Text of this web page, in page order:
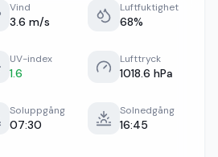
Vind
3.6 m/s
Luftfuktighet
68%
UV-index
1.6
Lufttryck
1018.6 hPa
Soluppgång
07:30
Solnedgång
16:45